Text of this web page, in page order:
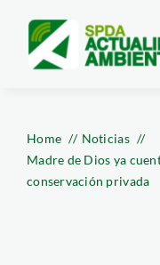
content
Home
Noticias
Madre de Dios ya
conservación privada